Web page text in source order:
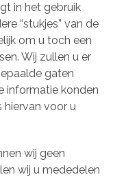
in het gebruik
“stukjes” van de
om u toch een
Wij zullen u er
gaten
informatie konden
hiervan voor u
wij geen
wij u mededelen